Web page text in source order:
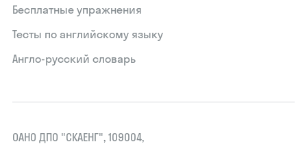
Бесплатные упражнения
Тесты по английскому языку
Англо-русский словарь
ОАНО ДПО "СКАЕНГ", 109004,